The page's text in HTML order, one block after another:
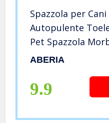
Spazzola per
Autopulente
Pet Spazzola
con Pelo Corto
Riduce la Perdita
ABERIA
9.9